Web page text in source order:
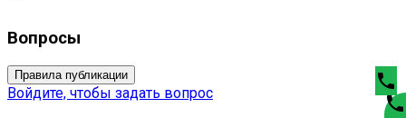
phone
phone
Вопросы
Правила публикации
Войдите, чтобы задать вопрос